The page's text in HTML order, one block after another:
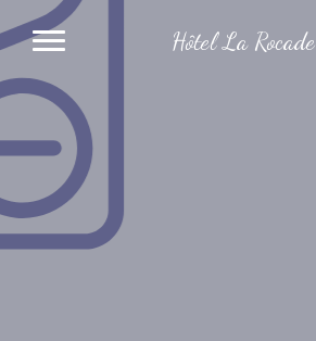
Hôtel La Rocade